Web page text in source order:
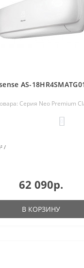
AS-
Серия Neo Premium
62 090р.
В КОРЗИНУ